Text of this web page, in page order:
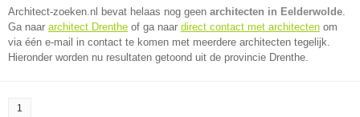
Architect-zoeken.nl bevat helaas nog geen architecten in Eelderwolde.
Ga naar architect Drenthe of ga naar direct contact met architecten om
via één e-mail in contact te komen met meerdere architecten tegelijk.
Hieronder worden nu resultaten getoond uit de provincie Drenthe.
1